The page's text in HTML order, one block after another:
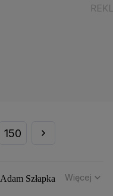
150
Adam Szłapka
Więcej